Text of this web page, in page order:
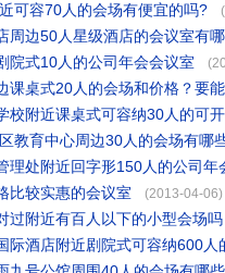
可容70人的会场有便宜的吗?
周边50人星级酒店的会议室有
院式10人的公司年会会议室
课桌式20人的会场和价格？要
校附近课桌式可容纳30人的可
教育中心周边30人的会场有哪
理处附近回字形150人的公司年
比较实惠的会议室 (2013-04-06)
过附近有百人以下的小型会场吗
际酒店附近剧院式可容纳600人